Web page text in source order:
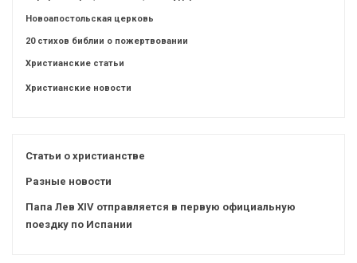
Новоапостольская церковь
20 стихов библии о пожертвовании
Христианские статьи
Христианские новости
Статьи о христианстве
Разные новости
Папа Лев XIV отправляется в первую официальную
поездку по Испании